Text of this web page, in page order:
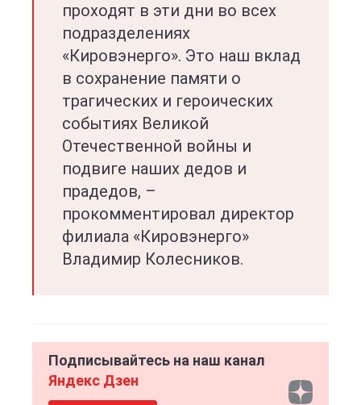
проходят в эти дни во всех
подразделениях
«Кировэнерго». Это наш вклад
в сохранение памяти о
трагических и героических
событиях Великой
Отечественной войны и
подвиге наших дедов и
прадедов, –
прокомментировал директор
филиала «Кировэнерго»
Владимир Колесников.
Подписывайтесь на наш канал
Яндекс Дзен